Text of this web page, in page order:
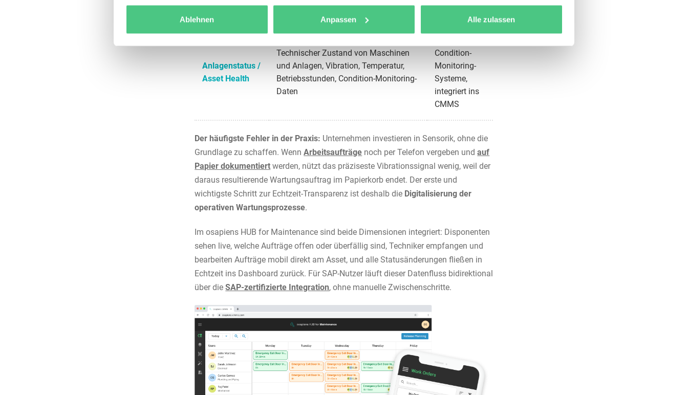
Ablehnen Anpassen Alle zulassen
App
Anlagenstatus /
Asset Health
Technischer Zustand von Maschinen
und Anlagen, Vibration, Temperatur,
Betriebsstunden, Condition-Monitoring-
Daten
Condition-
Monitoring-
Systeme,
integriert ins
CMMS
Der häufigste Fehler in der Praxis: Unternehmen investieren in Sensorik, ohne die
Grundlage zu schaffen. WennArbeitsaufträge noch per Telefon vergeben undauf
Papier dokumentiert werden, nützt das präziseste Vibrationssignal wenig, weil der
daraus resultierende Wartungsauftrag im Papierkorb endet. Der erste und
wichtigste Schritt zur Echtzeit-Transparenz ist deshalb die Digitalisierung der
operativen Wartungsprozesse.
Im osapiens HUB for Maintenance sind beide Dimensionen integriert: Disponenten
sehen live, welche Aufträge offen oder überfällig sind, Techniker empfangen und
bearbeiten Aufträge mobil direkt am Asset, und alle Statusänderungen fließen in
Echtzeit ins Dashboard zurück. Für SAP-Nutzer läuft dieser Datenfluss bidirektional
über dieSAP-zertifizierte Integration, ohne manuelle Zwischenschritte.